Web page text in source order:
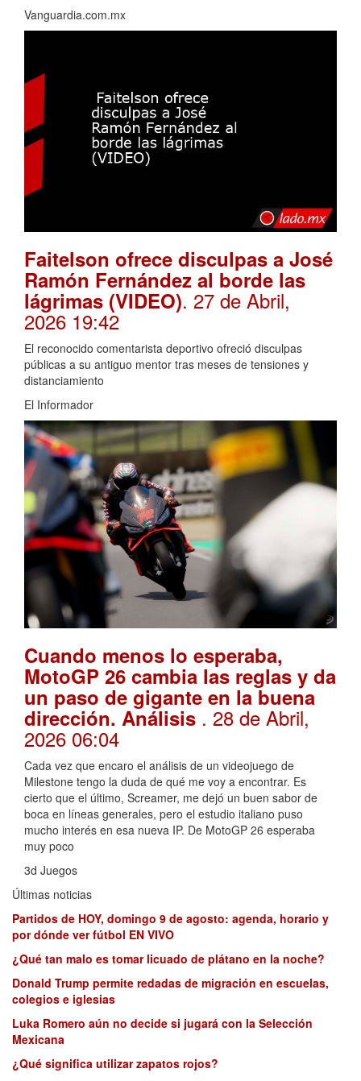
Vanguardia.com.mx
Faitelson ofrece disculpas a José
Ramón Fernández al borde las
lágrimas (VIDEO). 27 de Abril,
2026 19:42
El reconocido comentarista deportivo ofreció disculpas
públicas a su antiguo mentor tras meses de tensiones y
distanciamiento
El Informador
Cuando menos lo esperaba,
MotoGP 26 cambia las reglas y da
un paso de gigante en la buena
dirección. Análisis . 28 de Abril,
2026 06:04
Cada vez que encaro el análisis de un videojuego de
Milestone tengo la duda de qué me voy a encontrar. Es
cierto que el último, Screamer, me dejó un buen sabor de
boca en líneas generales, pero el estudio italiano puso
mucho interés en esa nueva IP. De MotoGP 26 esperaba
muy poco
3d Juegos
Últimas noticias
Partidos de HOY, domingo 9 de agosto: agenda, horario y
por dónde ver fútbol EN VIVO
¿Qué tan malo es tomar licuado de plátano en la noche?
Donald Trump permite redadas de migración en escuelas,
colegios e iglesias
Luka Romero aún no decide si jugará con la Selección
Mexicana
¿Qué significa utilizar zapatos rojos?